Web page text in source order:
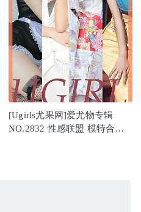
[Ugirls尤果网]爱尤物专辑
NO.2832 性感联盟 模特合辑